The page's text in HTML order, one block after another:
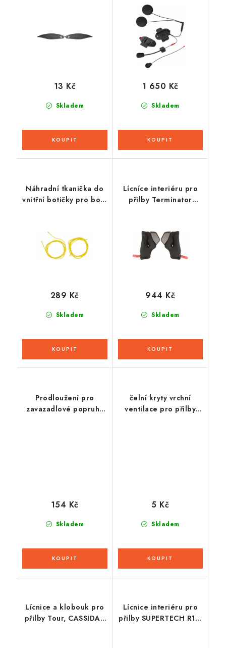
Skladem
13 Kč
SF1 / SF2 / SF4, SENA
Skladem
1 650 Kč
Náhradní tkanička do
vnitřní botičky pro boty
vázáním, ALPINESTARS
(žluté, 1 ks)
Skladem
289 Kč
Lícníce interiéru pro
přilby Terminator
Skladem
944 Kč
Prodloužení pro
zavazadlové popruhy
Skladem
154 Kč
čelní kryty vrchní
ventilace pro přilby
Skladem
5 Kč
Lícnice a klobouk pro
přilby Tour, CASSIDA -
Lícnice interiéru pro
přilby SUPERTECH R10,